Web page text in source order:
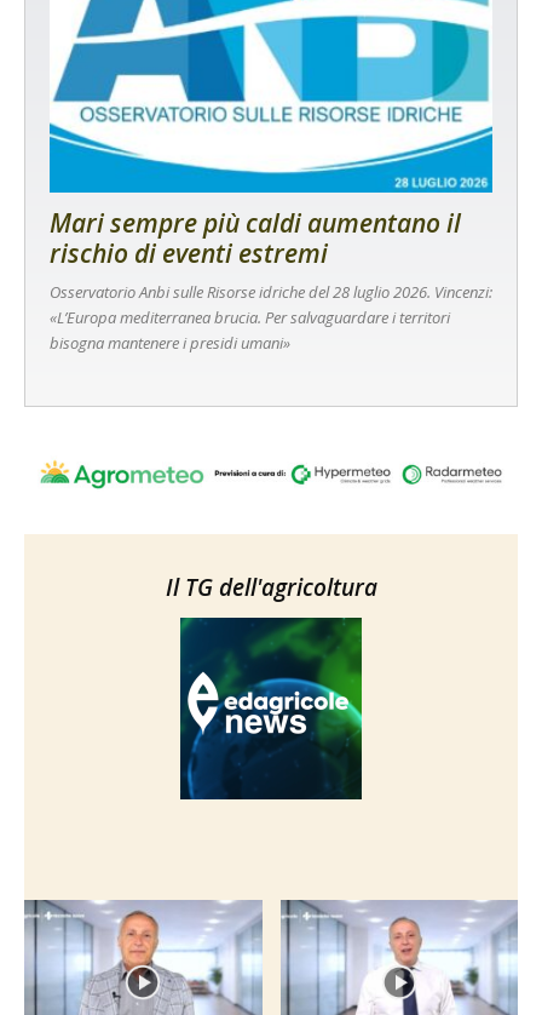
Mari sempre più caldi aumentano il
rischio di eventi estremi
Osservatorio Anbi sulle Risorse idriche del 28 luglio 2026. Vincenzi:
«L’Europa mediterranea brucia. Per salvaguardare i territori
bisogna mantenere i presidi umani»
Il TG dell'agricoltura